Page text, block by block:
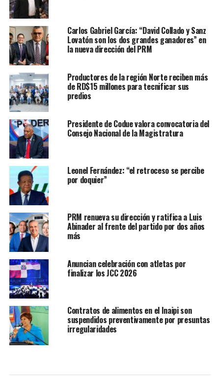
Carlos Gabriel García: “David Collado y Sanz
Lovatón son los dos grandes ganadores” en
la nueva dirección del PRM
Productores de la región Norte reciben más
de RD$15 millones para tecnificar sus
predios
Presidente de Codue valora convocatoria del
Consejo Nacional de la Magistratura
Leonel Fernández: “el retroceso se percibe
por doquier”
PRM renueva su dirección y ratifica a Luis
Abinader al frente del partido por dos años
más
Anuncian celebración con atletas por
finalizar los JCC 2026
Contratos de alimentos en el Inaipi son
suspendidos preventivamente por presuntas
irregularidades